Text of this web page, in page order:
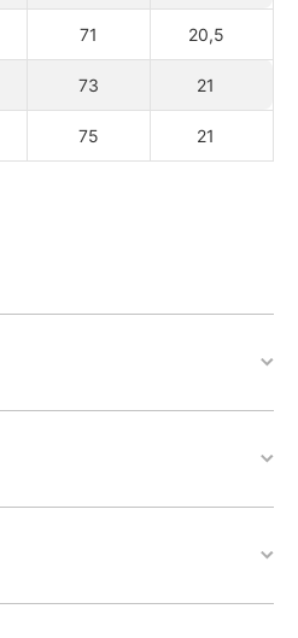
71 20,5
73 21
75 21